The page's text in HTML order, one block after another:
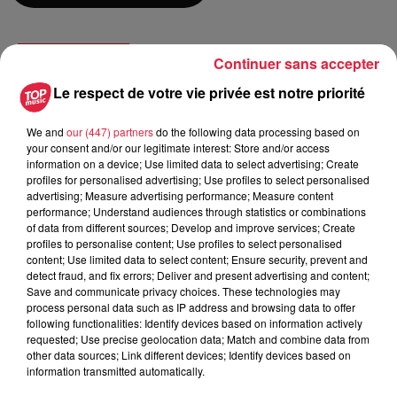
27 mars 2021 à 0h00
Lieu
Moulin9 - NIEDERBRONN-LES-
BAINS
Organisateur
https://www.facebook.com/events/
Tarif Gratuit
Le respect de votre vie privée est notre priorité
We and our (447) partnersdo the following data processing based on
your consent and/or our legitimate interest: Store and/or access
information on a device; Use limited data to select advertising; Create
profiles for personalised advertising; Use profiles to select personalised
advertising; Measure advertising performance; Measure content
performance; Understand audiences through statistics or combinations
of data from different sources; Develop and improve services; Create
profiles to personalise content; Use profiles to select personalised
content; Use limited data to select content; Ensure security, prevent and
detect fraud, and fix errors; Deliver and present advertising and content;
Save and communicate privacy choices. These technologies may
process personal data such as IP address and browsing data to offer
following functionalities: Identify devices based on information actively
requested; Use precise geolocation data; Match and combine data from
other data sources; Link different devices; Identify devices based on
information transmitted automatically.
Continuer sans accepter